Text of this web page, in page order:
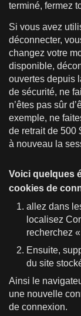
terminé, fermez
Si vous avez
déconnecter,
changez votre
disponible,
ouvertes depuis
de sécurité, ne
n’êtes pas sûr
exemple, ne
de retrait de 500
à nouveau la
Voici quelques
cookies de
allez dans
localisez
recherchez
Ensuite,
du site
Ainsi le
une nouvelle
de connexion.